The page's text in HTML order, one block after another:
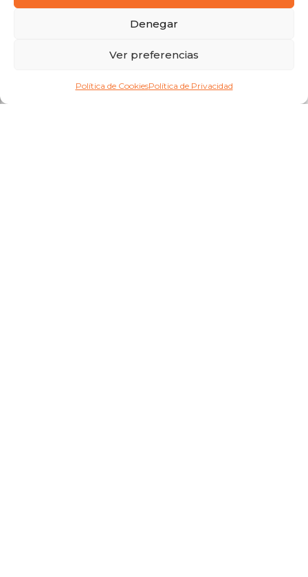
Denegar
Ver preferencias
Política de CookiesPolítica de Privacidad